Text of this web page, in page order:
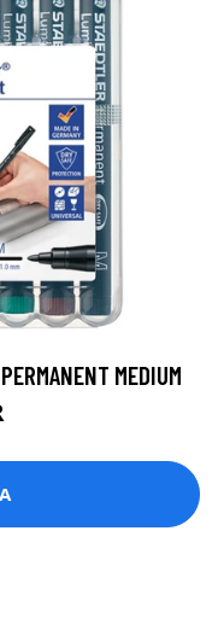
MEDIUM